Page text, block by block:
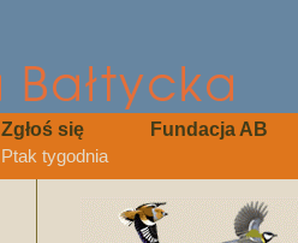
Zgłoś się Fundacja AB
Ptak tygodnia